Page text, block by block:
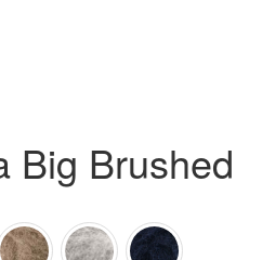
Big Brushed